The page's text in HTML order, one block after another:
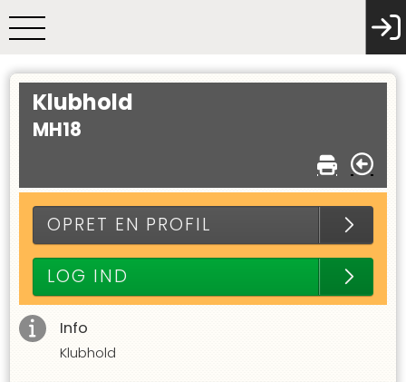
Klubhold
MH18
OPRET EN PROFIL
LOG IND
Info
Klubhold